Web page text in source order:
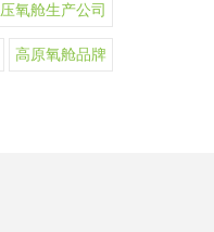
氧舱生产公司
高原氧舱品牌